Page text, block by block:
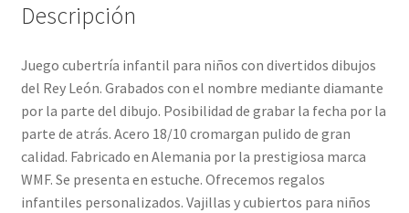
Descripción
Juego cubertría infantil para niños con divertidos dibujos
del Rey León. Grabados con el nombre mediante diamante
por la parte del dibujo. Posibilidad de grabar la fecha por la
parte de atrás. Acero 18/10 cromargan pulido de gran
calidad. Fabricado en Alemania por la prestigiosa marca
WMF. Se presenta en estuche. Ofrecemos regalos
infantiles personalizados. Vajillas y cubiertos para niños